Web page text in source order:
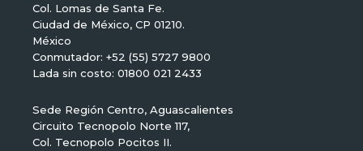
Col. Lomas de Santa Fe.
Ciudad de México, CP 01210.
México
Conmutador: +52 (55) 5727 9800
Lada sin costo: 01800 021 2433
Sede Región Centro, Aguascalientes
Circuito Tecnopolo Norte 117,
Col. Tecnopolo Pocitos II.